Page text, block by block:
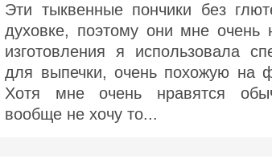
Эти тыквенные пончики без
духовке, поэтому они мне очень
изготовления я использовала
для выпечки, очень похожую на
Хотя мне очень нравятся
вообще не хочу то...